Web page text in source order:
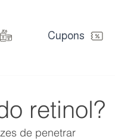
Cupons
retinol?
de penetrar